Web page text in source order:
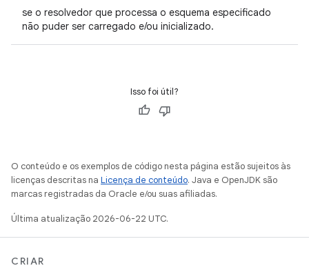
se o resolvedor que processa o esquema especificado
não puder ser carregado e/ou inicializado.
Isso foi útil?
O conteúdo e os exemplos de código nesta página estão sujeitos às
licenças descritas na Licença de conteúdo. Java e OpenJDK são
marcas registradas da Oracle e/ou suas afiliadas.
Última atualização 2026-06-22 UTC.
CRIAR